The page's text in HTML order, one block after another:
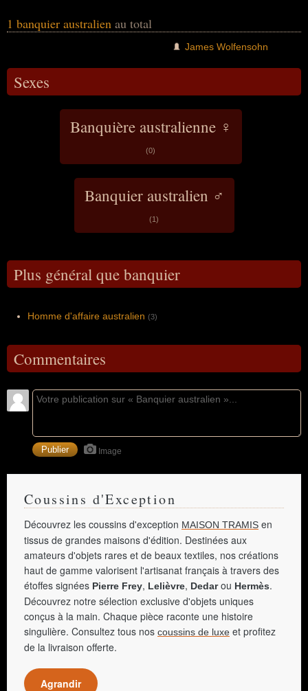
1 banquier australien au total
James Wolfensohn
Sexes
Banquière australienne ♀
(0)
Banquier australien ♂
(1)
Plus général que banquier
Homme d'affaire australien (3)
Commentaires
Image
Coussins d'Exception
Découvrez les coussins d'exception MAISON TRAMIS en
tissus de grandes maisons d'édition. Destinées aux
amateurs d'objets rares et de beaux textiles, nos créations
haut de gamme valorisent l'artisanat français à travers des
étoffes signées Pierre Frey, Lelièvre, Dedarou Hermès.
Découvrez notre sélection exclusive d'objets uniques
conçus à la main. Chaque pièce raconte une histoire
singulière. Consultez tous nos coussins de luxe et profitez
de la livraison offerte.
Agrandir